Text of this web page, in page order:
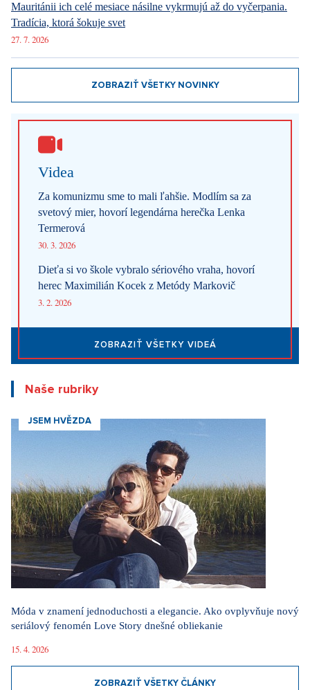
Mauritánii ich celé mesiace násilne vykrmujú až do vyčerpania.
Tradícia, ktorá šokuje svet
27. 7. 2026
ZOBRAZIŤ VŠETKY NOVINKY
Videa
Za komunizmu sme to mali ľahšie. Modlím sa za
svetový mier, hovorí legendárna herečka Lenka
Termerová
30. 3. 2026
Dieťa si vo škole vybralo sériového vraha, hovorí
herec Maximilián Kocek z Metódy Markovič
3. 2. 2026
ZOBRAZIŤ VŠETKY VIDEÁ
Naše rubriky
JSEM HVĚZDA
Móda v znamení jednoduchosti a elegancie. Ako ovplyvňuje nový
seriálový fenomén Love Story dnešné obliekanie
15. 4. 2026
ZOBRAZIŤ VŠETKY ČLÁNKY